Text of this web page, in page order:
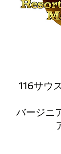
116サウ
バージニ